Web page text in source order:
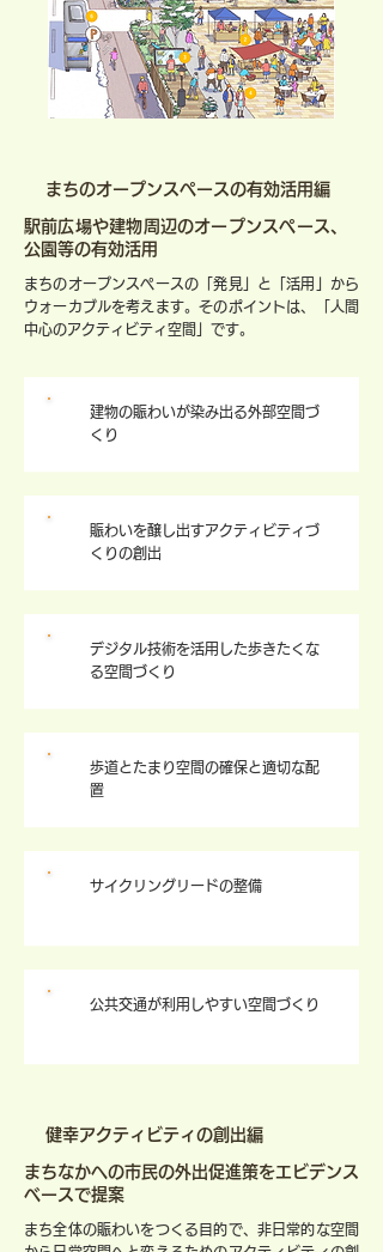
まちのオープンスペースの有効活用編
駅前広場や建物周辺のオープンスペース、
公園等の有効活用
まちのオープンスペースの「発見」と「活用」から
ウォーカブルを考えます。そのポイントは、「人間
中心のアクティビティ空間」です。
建物の賑わいが染み出る外部空間づ
くり
賑わいを醸し出すアクティビティづ
くりの創出
デジタル技術を活用した歩きたくな
る空間づくり
歩道とたまり空間の確保と適切な配
置
サイクリングリードの整備
公共交通が利用しやすい空間づくり
健幸アクティビティの創出編
まちなかへの市民の外出促進策をエビデンス
ベースで提案
まち全体の賑わいをつくる目的で、非日常的な空間